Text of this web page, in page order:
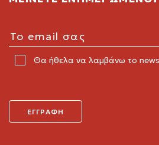
Θα ήθελα να λαμβάνω το